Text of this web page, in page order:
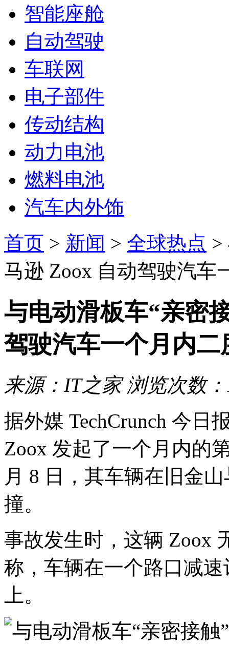
智能座舱
自动驾驶
车联网
电子部件
传动结构
动力电池
燃料电池
汽车内外饰
首页 > 新闻 > 全球热点 >
马逊 Zoox 自动驾驶汽车
与电动滑板车“亲密
驾驶汽车一个月内二
来源：IT之家 浏览次数
据外媒 TechCrunch 今日
Zoox 发起了一个月内的
月 8 日，其车辆在旧金
撞。
事故发生时，这辆 Zoox
称，车辆在一个路口减
上。